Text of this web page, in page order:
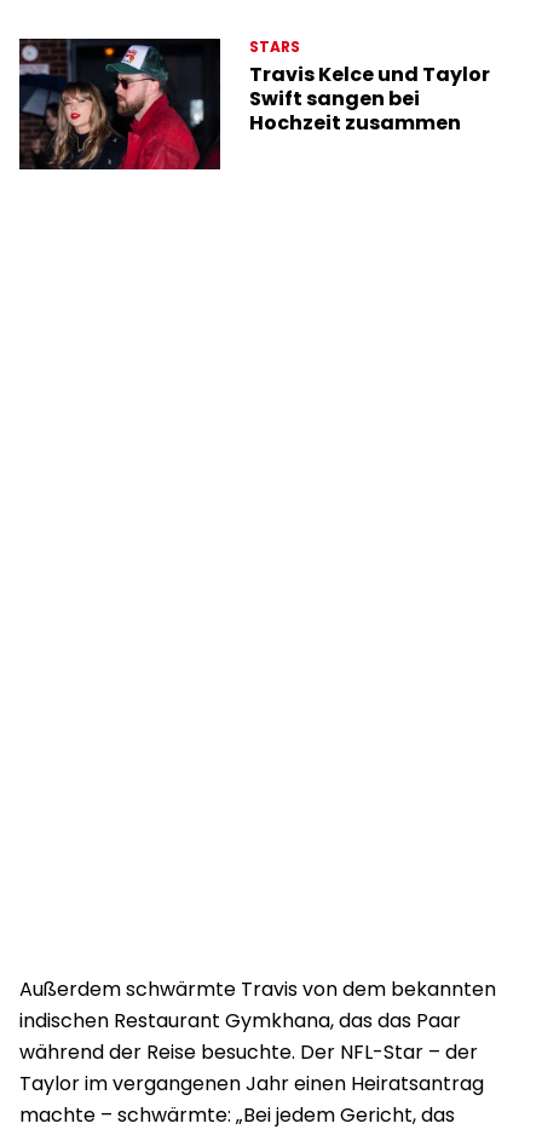
STARS
Travis Kelce und Taylor
Swift sangen bei
Hochzeit zusammen
Außerdem schwärmte Travis von dem bekannten
indischen Restaurant Gymkhana, das das Paar
während der Reise besuchte. Der NFL-Star – der
Taylor im vergangenen Jahr einen Heiratsantrag
machte – schwärmte: „Bei jedem Gericht, das